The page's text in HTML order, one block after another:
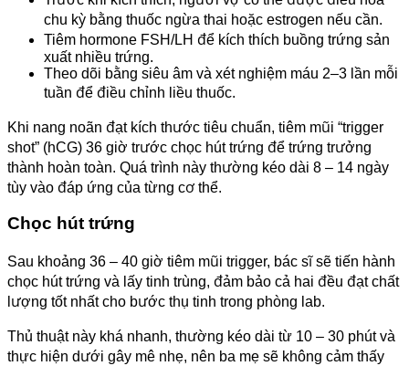
chu kỳ bằng thuốc ngừa thai hoặc estrogen nếu cần.
Tiêm hormone FSH/LH để kích thích buồng trứng sản
xuất nhiều trứng.
Theo dõi bằng siêu âm và xét nghiệm máu 2–3 lần mỗi
tuần để điều chỉnh liều thuốc.
Khi nang noãn đạt kích thước tiêu chuẩn, tiêm mũi “trigger
shot” (hCG) 36 giờ trước chọc hút trứng để trứng trưởng
thành hoàn toàn. Quá trình này thường kéo dài 8 – 14 ngày
tùy vào đáp ứng của từng cơ thể.
Chọc hút trứng
Sau khoảng 36 – 40 giờ tiêm mũi trigger, bác sĩ sẽ tiến hành
chọc hút trứng và lấy tinh trùng, đảm bảo cả hai đều đạt chất
lượng tốt nhất cho bước thụ tinh trong phòng lab.
Thủ thuật này khá nhanh, thường kéo dài từ 10 – 30 phút và
thực hiện dưới gây mê nhẹ, nên ba mẹ sẽ không cảm thấy